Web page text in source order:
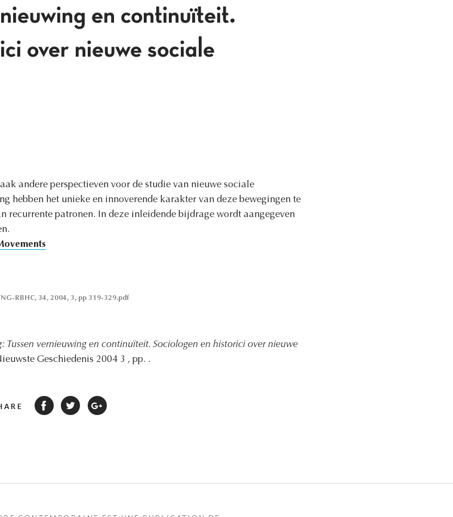
en continuïteit.
over nieuwe sociale
andere perspectieven voor de studie van nieuwe sociale
hebben het unieke en innoverende karakter van deze bewegingen te
recurrente patronen. In deze inleidende bijdrage wordt aangegeven
RBHC, 34, 2004, 3, pp 319-329.pdf
Tussen vernieuwing en continuïteit. Sociologen en historici over nieuwe
Geschiedenis 2004 3 , pp. .